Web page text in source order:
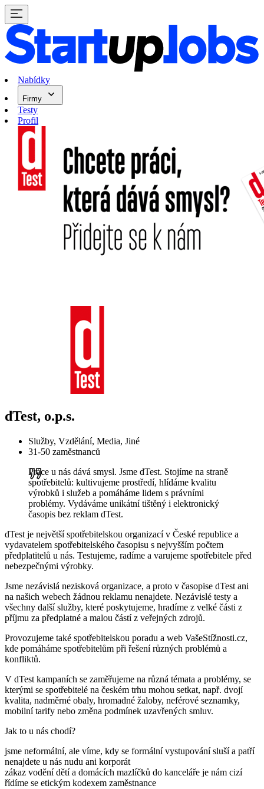
Nabídky
Firmy
Testy
Profil
dTest, o.p.s.
Služby, Vzdělání, Media, Jiné
31-50 zaměstnanců
Práce u nás dává smysl. Jsme dTest. Stojíme na straně
spotřebitelů: kultivujeme prostředí, hlídáme kvalitu
výrobků i služeb a pomáháme lidem s právními
problémy. Vydáváme unikátní tištěný i elektronický
časopis bez reklam dTest.
dTest je největší spotřebitelskou organizací v České republice a
vydavatelem spotřebitelského časopisu s nejvyšším počtem
předplatitelů u nás. Testujeme, radíme a varujeme spotřebitele před
nebezpečnými výrobky.
Jsme nezávislá nezisková organizace, a proto v časopise dTest ani
na našich webech žádnou reklamu nenajdete. Nezávislé testy a
všechny další služby, které poskytujeme, hradíme z velké části z
příjmu za předplatné a malou částí z veřejných zdrojů.
Provozujeme také spotřebitelskou poradu a web VašeStížnosti.cz,
kde pomáháme spotřebitelům při řešení různých problémů a
konfliktů.
V dTest kampaních se zaměřujeme na různá témata a problémy, se
kterými se spotřebitelé na českém trhu mohou setkat, např. dvojí
kvalita, nadměrné obaly, hromadné žaloby, neférové seznamky,
mobilní tarify nebo změna podmínek uzavřených smluv.
Jak to u nás chodí?
jsme neformální, ale víme, kdy se formální vystupování sluší a patří
nenajdete u nás nudu ani korporát
zákaz vodění dětí a domácích mazlíčků do kanceláře je nám cizí
řídíme se etickým kodexem zaměstnance